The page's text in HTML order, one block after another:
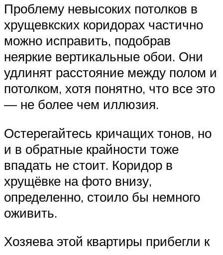
Проблему невысоких потолков в
хрущевкских коридорах частично
можно исправить, подобрав
неяркие вертикальные обои. Они
удлинят расстояние между полом и
потолком, хотя понятно, что все это
— не более чем иллюзия.
Остерегайтесь кричащих тонов, но
и в обратные крайности тоже
впадать не стоит. Коридор в
хрущёвке на фото внизу,
определенно, стоило бы немного
оживить.
Хозяева этой квартиры прибегли к